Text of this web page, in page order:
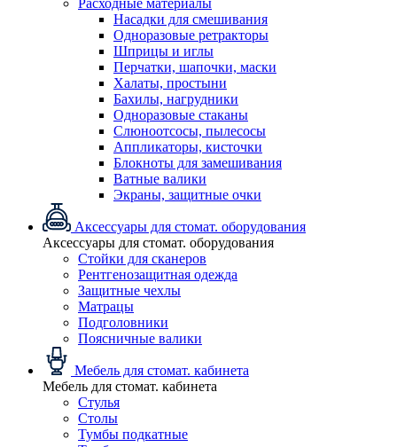
Насадки для смешивания
Одноразовые ретракторы
Шприцы и иглы
Перчатки, шапочки, маски
Халаты, простыни
Бахилы, нагрудники
Одноразовые стаканы
Слюноотсосы, пылесосы
Аппликаторы, кисточки
Блокноты для замешивания
Ватные валики
Экраны, защитные очки
Аксессуары для стомат. оборудования
Аксессуары для стомат. оборудования
Стойки для сканеров
Рентгенозащитная одежда
Защитные чехлы
Матрацы
Подголовники
Поясничные валики
Мебель для стомат. кабинета
Мебель для стомат. кабинета
Стулья
Столы
Тумбы подкатные